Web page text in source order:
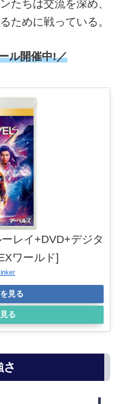
たちは交流を深め、
ために戦っている。
ル開催中!／
レイ+DVD+デジタ
ワールド]
見る
る